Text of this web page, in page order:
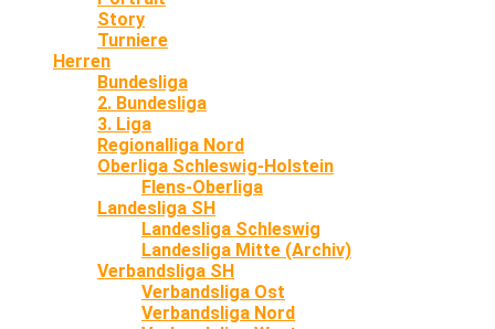
Story
Turniere
Herren
Bundesliga
2. Bundesliga
3. Liga
Regionalliga Nord
Oberliga Schleswig-Holstein
Flens-Oberliga
Landesliga SH
Landesliga Schleswig
Landesliga Mitte (Archiv)
Verbandsliga SH
Verbandsliga Ost
Verbandsliga Nord